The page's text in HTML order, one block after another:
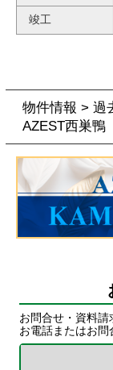
竣工
物件情報 >過
AZEST西巣鴨
お問合せ・資料請
お電話またはお問